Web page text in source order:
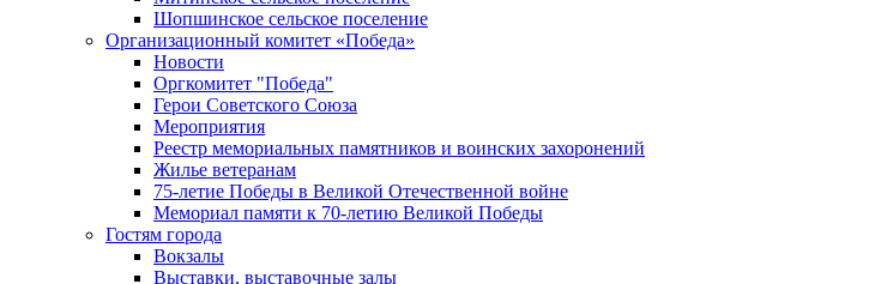
Шопшинское сельское поселение
Организационный комитет «Победа»
Новости
Оргкомитет "Победа"
Герои Советского Союза
Мероприятия
Реестр мемориальных памятников и воинских захоронений
Жилье ветеранам
75-летие Победы в Великой Отечественной войне
Мемориал памяти к 70-летию Великой Победы
Гостям города
Вокзалы
Выставки, выставочные залы